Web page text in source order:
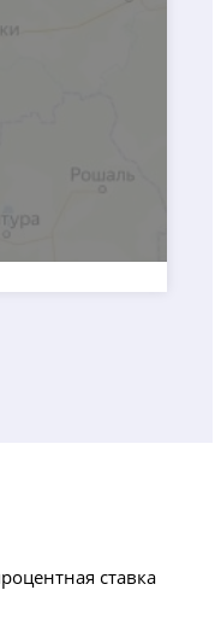
ставка